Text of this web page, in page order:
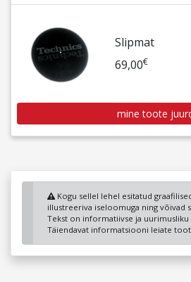
Slipmat
69,00€
mine toote
Kogu sellel lehel esitatud
illustreeriva iseloomuga ning võivad
Tekst on informatiivse ja uurimusliku
Täiendavat informatsiooni leiate